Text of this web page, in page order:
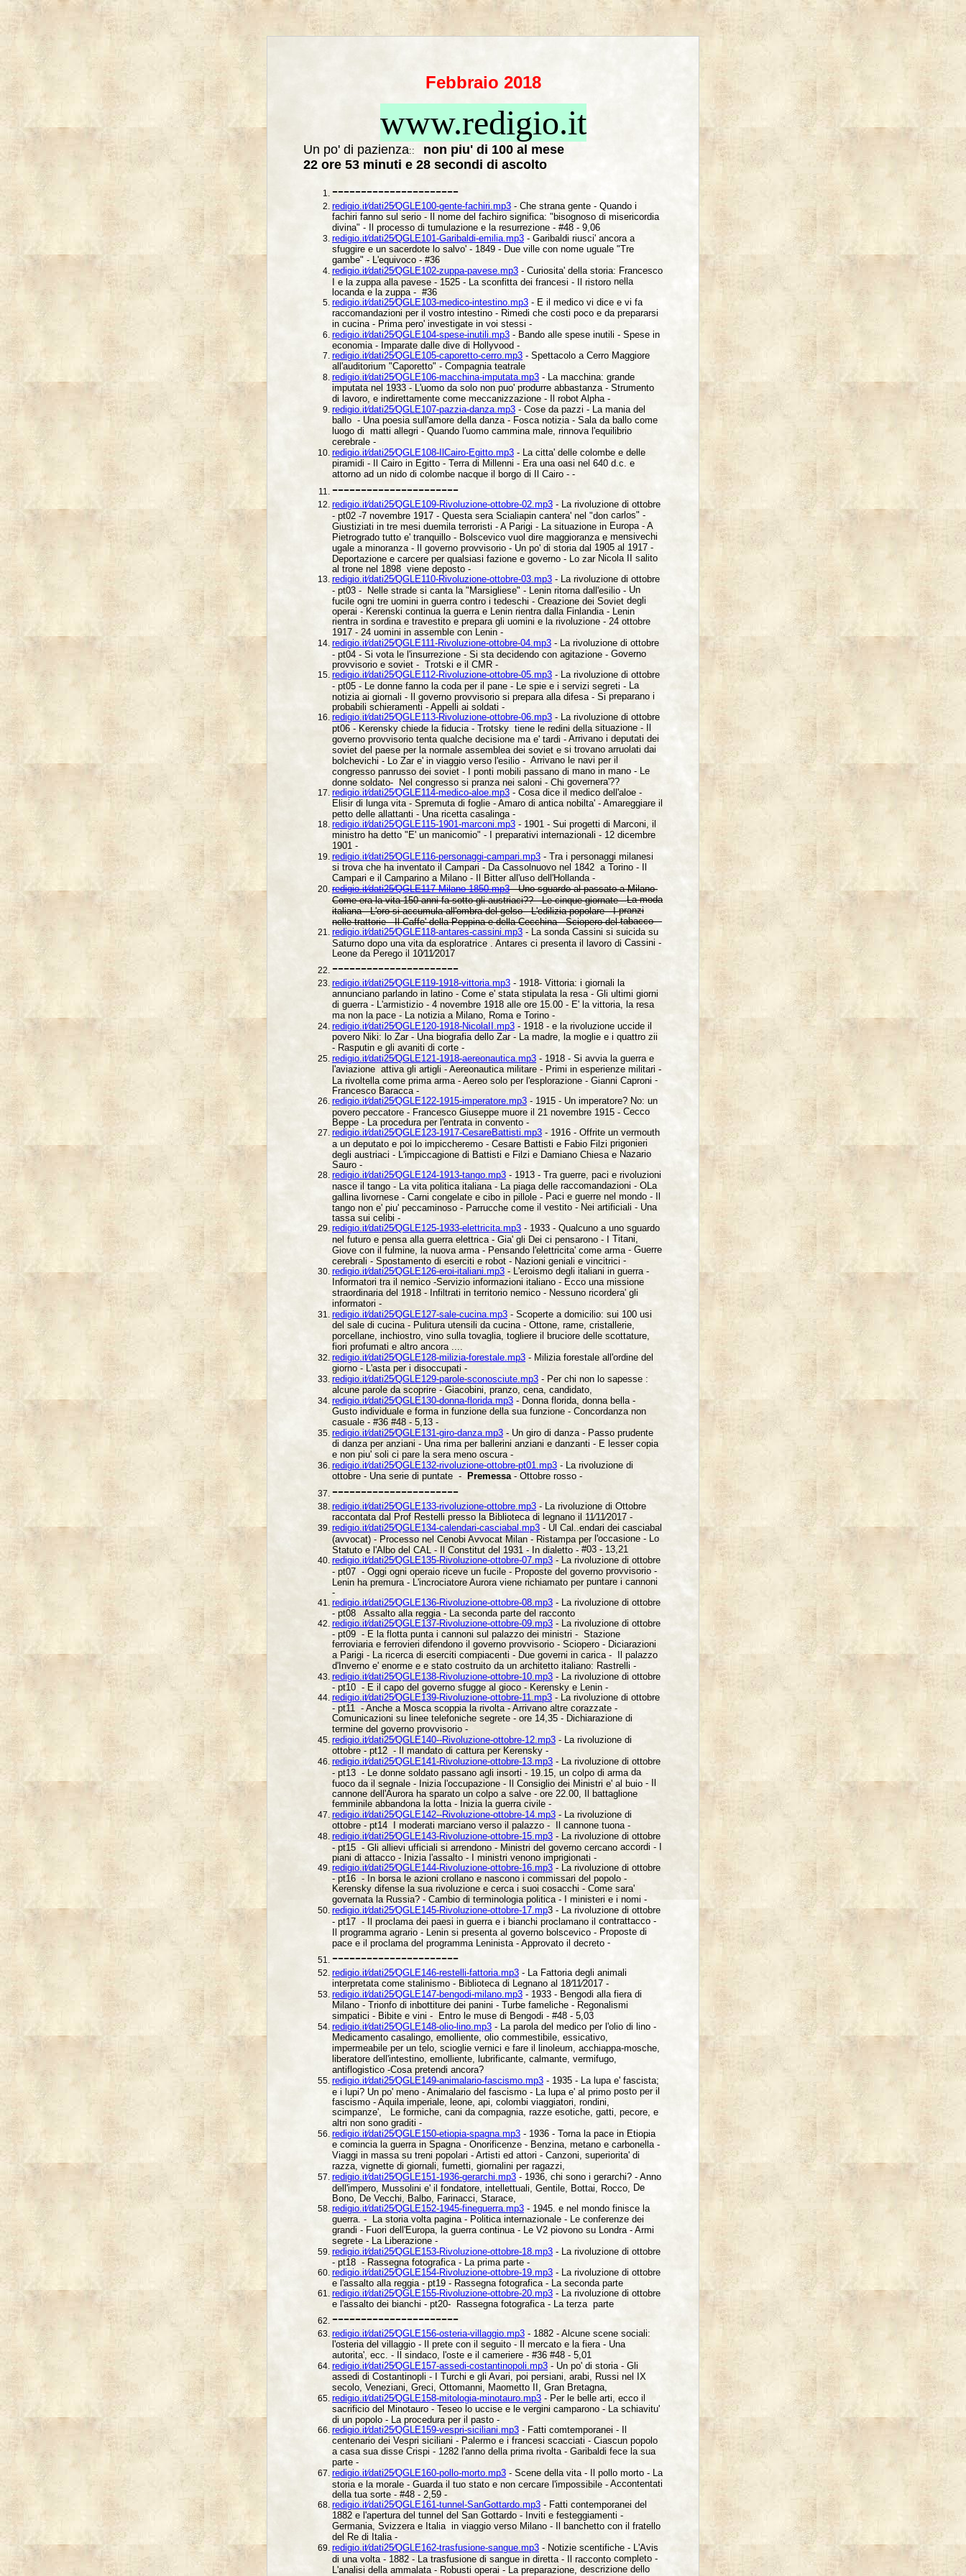
Febbraio 2018
www.redigio.it
Un po' di pazienza:: non piu' di 100 al mese
22 ore 53 minuti e 28 secondi di ascolto
----------------------
redigio.it⁄dati25⁄QGLE100-gente-fachiri.mp3 - Che strana gente - Quando i
fachiri fanno sul serio - Il nome del fachiro significa: "bisognoso di misericordia
divina" - Il processo di tumulazione e la resurrezione - #48 - 9,06
redigio.it⁄dati25⁄QGLE101-Garibaldi-emilia.mp3 - Garibaldi riusci' ancora a
sfuggire e un sacerdote lo salvo' - 1849 - Due ville con nome uguale "Tre
gambe" - L'equivoco - #36
redigio.it⁄dati25⁄QGLE102-zuppa-pavese.mp3 - Curiosita' della storia: Francesco
I e la zuppa alla pavese - 1525 - La sconfitta dei francesi - Il ristoro nella
locanda e la zuppa - #36
redigio.it⁄dati25⁄QGLE103-medico-intestino.mp3 - E il medico vi dice e vi fa
raccomandazioni per il vostro intestino - Rimedi che costi poco e da prepararsi
in cucina - Prima pero' investigate in voi stessi -
redigio.it⁄dati25⁄QGLE104-spese-inutili.mp3 - Bando alle spese inutili - Spese in
economia - Imparate dalle dive di Hollyvood -
redigio.it⁄dati25⁄QGLE105-caporetto-cerro.mp3 - Spettacolo a Cerro Maggiore
all'auditorium "Caporetto" - Compagnia teatrale
redigio.it⁄dati25⁄QGLE106-macchina-imputata.mp3 - La macchina: grande
imputata nel 1933 - L'uomo da solo non puo' produrre abbastanza - Strumento
di lavoro, e indirettamente come meccanizzazione - Il robot Alpha -
redigio.it⁄dati25⁄QGLE107-pazzia-danza.mp3 - Cose da pazzi - La mania del
ballo - Una poesia sull'amore della danza - Fosca notizia - Sala da ballo come
luogo di matti allegri - Quando l'uomo cammina male, rinnova l'equilibrio
cerebrale -
redigio.it⁄dati25⁄QGLE108-IlCairo-Egitto.mp3 - La citta' delle colombe e delle
piramidi - Il Cairo in Egitto - Terra di Millenni - Era una oasi nel 640 d.c. e
attorno ad un nido di colombe nacque il borgo di Il Cairo - -
----------------------
redigio.it⁄dati25⁄QGLE109-Rivoluzione-ottobre-02.mp3 - La rivoluzione di ottobre
- pt02 -7 novembre 1917 - Questa sera Scialiapin cantera' nel "don carlos" -
Giustiziati in tre mesi duemila terroristi - A Parigi - La situazione in Europa - A
Pietrogrado tutto e' tranquillo - Bolscevico vuol dire maggioranza e mensivechi
ugale a minoranza - Il governo provvisorio - Un po' di storia dal 1905 al 1917 -
Deportazione e carcere per qualsiasi fazione e governo - Lo zar Nicola II salito
al trone nel 1898 viene deposto -
redigio.it⁄dati25⁄QGLE110-Rivoluzione-ottobre-03.mp3 - La rivoluzione di ottobre
- pt03 - Nelle strade si canta la "Marsigliese" - Lenin ritorna dall'esilio - Un
fucile ogni tre uomini in guerra contro i tedeschi - Creazione dei Soviet degli
operai - Kerenski continua la guerra e Lenin rientra dalla Finlandia - Lenin
rientra in sordina e travestito e prepara gli uomini e la rivoluzione - 24 ottobre
1917 - 24 uomini in assemble con Lenin -
redigio.it⁄dati25⁄QGLE111-Rivoluzione-ottobre-04.mp3 - La rivoluzione di ottobre
- pt04 - Si vota le l'insurrezione - Si sta decidendo con agitazione - Governo
provvisorio e soviet - Trotski e il CMR -
redigio.it⁄dati25⁄QGLE112-Rivoluzione-ottobre-05.mp3 - La rivoluzione di ottobre
- pt05 - Le donne fanno la coda per il pane - Le spie e i servizi segreti - La
notizia ai giornali - Il governo provvisorio si prepara alla difesa - Si preparano i
probabili schieramenti - Appelli ai soldati -
redigio.it⁄dati25⁄QGLE113-Rivoluzione-ottobre-06.mp3 - La rivoluzione di ottobre
pt06 - Kerensky chiede la fiducia - Trotsky tiene le redini della situazione - Il
governo provvisorio tenta qualche decisione ma e' tardi - Arrivano i deputati dei
soviet del paese per la normale assemblea dei soviet e si trovano arruolati dai
bolchevichi - Lo Zar e' in viaggio verso l'esilio - Arrivano le navi per il
congresso panrusso dei soviet - I ponti mobili passano di mano in mano - Le
donne soldato- Nel congresso si pranza nei saloni - Chi governera'??
redigio.it⁄dati25⁄QGLE114-medico-aloe.mp3 - Cosa dice il medico dell'aloe -
Elisir di lunga vita - Spremuta di foglie - Amaro di antica nobilta' - Amareggiare il
petto delle allattanti - Una ricetta casalinga -
redigio.it⁄dati25⁄QGLE115-1901-marconi.mp3 - 1901 - Sui progetti di Marconi, il
ministro ha detto "E' un manicomio" - I preparativi internazionali - 12 dicembre
1901 -
redigio.it⁄dati25⁄QGLE116-personaggi-campari.mp3 - Tra i personaggi milanesi
si trova che ha inventato il Campari - Da Cassolnuovo nel 1842 a Torino - Il
Campari e il Camparino a Milano - Il Bitter all'uso dell'Hollanda -
redigio.it⁄dati25⁄QGLE117-Milano-1850.mp3- Uno sguardo al passato aMilano-
Come era la vita 150 anni fa sotto gli austriaci?? - Le cinque giornate -La moda
italiana - L'oro si accumula all'ombra del gelso - L'edilizia popolare - Ipranzi
nelle trattorie - Il Caffe' della Peppina e della Cecchina - Sciopero deltabacco -
redigio.it⁄dati25⁄QGLE118-antares-cassini.mp3 - La sonda Cassini si suicida su
Saturno dopo una vita da esploratrice . Antares ci presenta il lavoro di Cassini -
Leone da Perego il 10⁄11⁄2017
----------------------
redigio.it⁄dati25⁄QGLE119-1918-vittoria.mp3 - 1918- Vittoria: i giornali la
annunciano parlando in latino - Come e' stata stipulata la resa - Gli ultimi giorni
di guerra - L'armistizio - 4 novembre 1918 alle ore 15.00 - E' la vittoria, la resa
ma non la pace - La notizia a Milano, Roma e Torino -
redigio.it⁄dati25⁄QGLE120-1918-NicolaII.mp3 - 1918 - e la rivoluzione uccide il
povero Niki: lo Zar - Una biografia dello Zar - La madre, la moglie e i quattro zii
- Rasputin e gli avaniti di corte -
redigio.it⁄dati25⁄QGLE121-1918-aereonautica.mp3 - 1918 - Si avvia la guerra e
l'aviazione attiva gli artigli - Aereonautica militare - Primi in esperienze militari -
La rivoltella come prima arma - Aereo solo per l'esplorazione - Gianni Caproni -
Francesco Baracca -
redigio.it⁄dati25⁄QGLE122-1915-imperatore.mp3 - 1915 - Un imperatore? No: un
povero peccatore - Francesco Giuseppe muore il 21 novembre 1915 - Cecco
Beppe - La procedura per l'entrata in convento -
redigio.it⁄dati25⁄QGLE123-1917-CesareBattisti.mp3 - 1916 - Offrite un vermouth
a un deputato e poi lo impiccheremo - Cesare Battisti e Fabio Filzi prigonieri
degli austriaci - L'impiccagione di Battisti e Filzi e Damiano Chiesa e Nazario
Sauro -
redigio.it⁄dati25⁄QGLE124-1913-tango.mp3 - 1913 - Tra guerre, paci e rivoluzioni
nasce il tango - La vita politica italiana - La piaga delle raccomandazioni - OLa
gallina livornese - Carni congelate e cibo in pillole - Paci e guerre nel mondo - Il
tango non e' piu' peccaminoso - Parrucche come il vestito - Nei artificiali - Una
tassa sui celibi -
redigio.it⁄dati25⁄QGLE125-1933-elettricita.mp3 - 1933 - Qualcuno a uno sguardo
nel futuro e pensa alla guerra elettrica - Gia' gli Dei ci pensarono - I Titani,
Giove con il fulmine, la nuova arma - Pensando l'elettricita' come arma - Guerre
cerebrali - Spostamento di eserciti e robot - Nazioni geniali e vincitrici -
redigio.it⁄dati25⁄QGLE126-eroi-italiani.mp3 - L'eroismo degli italiani in guerra -
Informatori tra il nemico -Servizio informazioni italiano - Ecco una missione
straordinaria del 1918 - Infiltrati in territorio nemico - Nessuno ricordera' gli
informatori -
redigio.it⁄dati25⁄QGLE127-sale-cucina.mp3 - Scoperte a domicilio: sui 100 usi
del sale di cucina - Pulitura utensili da cucina - Ottone, rame, cristallerie,
porcellane, inchiostro, vino sulla tovaglia, togliere il bruciore delle scottature,
fiori profumati e altro ancora ....
redigio.it⁄dati25⁄QGLE128-milizia-forestale.mp3 - Milizia forestale all'ordine del
giorno - L'asta per i disoccupati -
redigio.it⁄dati25⁄QGLE129-parole-sconosciute.mp3 - Per chi non lo sapesse :
alcune parole da scoprire - Giacobini, pranzo, cena, candidato,
redigio.it⁄dati25⁄QGLE130-donna-florida.mp3 - Donna florida, donna bella -
Gusto individuale e forma in funzione della sua funzione - Concordanza non
casuale - #36 #48 - 5,13 -
redigio.it⁄dati25⁄QGLE131-giro-danza.mp3 - Un giro di danza - Passo prudente
di danza per anziani - Una rima per ballerini anziani e danzanti - E lesser copia
e non piu' soli ci pare la sera meno oscura -
redigio.it⁄dati25⁄QGLE132-rivoluzione-ottobre-pt01.mp3 - La rivoluzione di
ottobre - Una serie di puntate -
Premessa- Ottobre rosso -
----------------------
redigio.it⁄dati25⁄QGLE133-rivoluzione-ottobre.mp3 - La rivoluzione di Ottobre
raccontata dal Prof Restelli presso la Biblioteca di legnano il 11⁄11⁄2017 -
redigio.it⁄dati25⁄QGLE134-calendari-casciabal.mp3 - Ul Cal..endari dei casciabal
(avvocat) - Processo nel Cenobi Avvocat Milan - Ristampa per l'occasione - Lo
Statuto e l'Albo del CAL - Il Constitut del 1931 - In dialetto - #03 - 13,21
redigio.it⁄dati25⁄QGLE135-Rivoluzione-ottobre-07.mp3 - La rivoluzione di ottobre
- pt07 - Oggi ogni operaio riceve un fucile - Proposte del governo provvisorio -
Lenin ha premura - L'incrociatore Aurora viene richiamato per puntare i cannoni
-
redigio.it⁄dati25⁄QGLE136-Rivoluzione-ottobre-08.mp3 - La rivoluzione di ottobre
- pt08 Assalto alla reggia - La seconda parte del racconto
redigio.it⁄dati25⁄QGLE137-Rivoluzione-ottobre-09.mp3 - La rivoluzione di ottobre
- pt09 - E la flotta punta i cannoni sul palazzo dei ministri - Stazione
ferroviaria e ferrovieri difendono il governo provvisorio - Sciopero - Diciarazioni
a Parigi - La ricerca di eserciti compiacenti - Due governi in carica - Il palazzo
d'Inverno e' enorme e e stato costruito da un architetto italiano: Rastrelli -
redigio.it⁄dati25⁄QGLE138-Rivoluzione-ottobre-10.mp3 - La rivoluzione di ottobre
- pt10 - E il capo del governo sfugge al gioco - Kerensky e Lenin -
redigio.it⁄dati25⁄QGLE139-Rivoluzione-ottobre-11.mp3 - La rivoluzione di ottobre
- pt11 - Anche a Mosca scoppia la rivolta - Arrivano altre corazzate -
Comunicazioni su linee telefoniche segrete - ore 14,35 - Dichiarazione di
termine del governo provvisorio -
redigio.it⁄dati25⁄QGLE140--Rivoluzione-ottobre-12.mp3 - La rivoluzione di
ottobre - pt12 - Il mandato di cattura per Kerensky -
redigio.it⁄dati25⁄QGLE141-Rivoluzione-ottobre-13.mp3 - La rivoluzione di ottobre
- pt13 - Le donne soldato passano agli insorti - 19.15, un colpo di arma da
fuoco da il segnale - Inizia l'occupazione - Il Consiglio dei Ministri e' al buio - Il
cannone dell'Aurora ha sparato un colpo a salve - ore 22.00, Il battaglione
femminile abbandona la lotta - Inizia la guerra civile -
redigio.it⁄dati25⁄QGLE142--Rivoluzione-ottobre-14.mp3 - La rivoluzione di
ottobre - pt14 I moderati marciano verso il palazzo - Il cannone tuona -
redigio.it⁄dati25⁄QGLE143-Rivoluzione-ottobre-15.mp3 - La rivoluzione di ottobre
- pt15 - Gli allievi ufficiali si arrendono - Ministri del governo cercano accordi - I
piani di attacco - Inizia l'assalto - I ministri venono imprigionati -
redigio.it⁄dati25⁄QGLE144-Rivoluzione-ottobre-16.mp3 - La rivoluzione di ottobre
- pt16 - In borsa le azioni crollano e nascono i commissari del popolo -
Kerensky difense la sua rivoluzione e cerca i suoi cosacchi - Come sara'
governata la Russia? - Cambio di terminologia politica - I ministeri e i nomi -
redigio.it⁄dati25⁄QGLE145-Rivoluzione-ottobre-17.mp3 - La rivoluzione di ottobre
- pt17 - Il proclama dei paesi in guerra e i bianchi proclamano il contrattacco -
Il programma agrario - Lenin si presenta al governo bolscevico - Proposte di
pace e il proclama del programma Leninista - Approvato il decreto -
----------------------
redigio.it⁄dati25⁄QGLE146-restelli-fattoria.mp3 - La Fattoria degli animali
interpretata come stalinismo - Biblioteca di Legnano al 18⁄11⁄2017 -
redigio.it⁄dati25⁄QGLE147-bengodi-milano.mp3 - 1933 - Bengodi alla fiera di
Milano - Trionfo di inbottiture dei panini - Turbe fameliche - Regonalismi
simpatici - Bibite e vini - Entro le muse di Bengodi - #48 - 5,03
redigio.it⁄dati25⁄QGLE148-olio-lino.mp3 - La parola del medico per l'olio di lino -
Medicamento casalingo, emolliente, olio commestibile, essicativo,
impermeabile per un telo, scioglie vernici e fare il linoleum, acchiappa-mosche,
liberatore dell'intestino, emolliente, lubrificante, calmante, vermifugo,
antiflogistico -Cosa pretendi ancora?
redigio.it⁄dati25⁄QGLE149-animalario-fascismo.mp3 - 1935 - La lupa e' fascista;
e i lupi? Un po' meno - Animalario del fascismo - La lupa e' al primo posto per il
fascismo - Aquila imperiale, leone, api, colombi viaggiatori, rondini,
scimpanze', Le formiche, cani da compagnia, razze esotiche, gatti, pecore, e
altri non sono graditi -
redigio.it⁄dati25⁄QGLE150-etiopia-spagna.mp3 - 1936 - Torna la pace in Etiopia
e comincia la guerra in Spagna - Onorificenze - Benzina, metano e carbonella -
Viaggi in massa su treni popolari - Artisti ed attori - Canzoni, superiorita' di
razza, vignette di giornali, fumetti, giornalini per ragazzi,
redigio.it⁄dati25⁄QGLE151-1936-gerarchi.mp3 - 1936, chi sono i gerarchi? - Anno
dell'impero, Mussolini e' il fondatore, intellettuali, Gentile, Bottai, Rocco, De
Bono, De Vecchi, Balbo, Farinacci, Starace,
redigio.it⁄dati25⁄QGLE152-1945-fineguerra.mp3 - 1945. e nel mondo finisce la
guerra. - La storia volta pagina - Politica internazionale - Le conferenze dei
grandi - Fuori dell'Europa, la guerra continua - Le V2 piovono su Londra - Armi
segrete - La Liberazione -
redigio.it⁄dati25⁄QGLE153-Rivoluzione-ottobre-18.mp3 - La rivoluzione di ottobre
- pt18 - Rassegna fotografica - La prima parte -
redigio.it⁄dati25⁄QGLE154-Rivoluzione-ottobre-19.mp3 - La rivoluzione di ottobre
e l'assalto alla reggia - pt19 - Rassegna fotografica - La seconda parte
redigio.it⁄dati25⁄QGLE155-Rivoluzione-ottobre-20.mp3 - La rivoluzione di ottobre
e l'assalto dei bianchi - pt20- Rassegna fotografica - La terza parte
----------------------
redigio.it⁄dati25⁄QGLE156-osteria-villaggio.mp3 - 1882 - Alcune scene sociali:
l'osteria del villaggio - Il prete con il seguito - Il mercato e la fiera - Una
autorita', ecc. - Il sindaco, l'oste e il cameriere - #36 #48 - 5,01
redigio.it⁄dati25⁄QGLE157-assedi-costantinopoli.mp3 - Un po' di storia - Gli
assedi di Costantinopli - I Turchi e gli Avari, poi persiani, arabi, Russi nel IX
secolo, Veneziani, Greci, Ottomanni, Maometto II, Gran Bretagna,
redigio.it⁄dati25⁄QGLE158-mitologia-minotauro.mp3 - Per le belle arti, ecco il
sacrificio del Minotauro - Teseo lo uccise e le vergini camparono - La schiavitu'
di un popolo - La procedura per il pasto -
redigio.it⁄dati25⁄QGLE159-vespri-siciliani.mp3 - Fatti comtemporanei - Il
centenario dei Vespri siciliani - Palermo e i francesi scacciati - Ciascun popolo
a casa sua disse Crispi - 1282 l'anno della prima rivolta - Garibaldi fece la sua
parte -
redigio.it⁄dati25⁄QGLE160-pollo-morto.mp3 - Scene della vita - Il pollo morto - La
storia e la morale - Guarda il tuo stato e non cercare l'impossibile - Accontentati
della tua sorte - #48 - 2,59 -
redigio.it⁄dati25⁄QGLE161-tunnel-SanGottardo.mp3 - Fatti contemporanei del
1882 e l'apertura del tunnel del San Gottardo - Inviti e festeggiamenti -
Germania, Svizzera e Italia in viaggio verso Milano - Il banchetto con il fratello
del Re di Italia -
redigio.it⁄dati25⁄QGLE162-trasfusione-sangue.mp3 - Notizie scentifiche - L'Avis
di una volta - 1882 - La trasfusione di sangue in diretta - Il racconto completo -
L'analisi della ammalata - Robusti operai - La preparazione, descrizione dello